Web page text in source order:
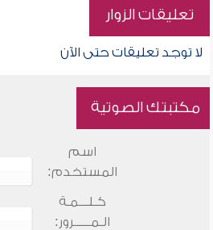
تعليقات الزوار
لا توجد تعليقات حتى الآن
مكتبتك الصوتية
اسم
المستخدم:
كـلـــمـة
الـمـــــرور: